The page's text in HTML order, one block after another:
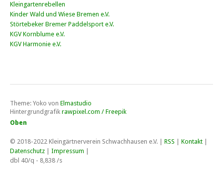
Kleingartenrebellen
Kinder Wald und Wiese Bremen e.V.
Störtebeker Bremer Paddelsport e.V.
KGV Kornblume e.V.
KGV Harmonie e.V.
Theme: Yoko von Elmastudio
Hintergrundgrafik rawpixel.com / Freepik
Oben
© 2018-2022 Kleingärtnerverein Schwachhausen e.V. | RSS Kontakt
Datenschutz
Impressum
dbl 40/q - 8,838 /s